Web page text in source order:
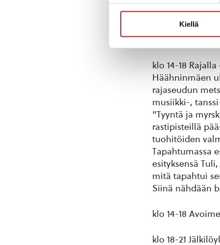
Kiellä
klo 14
Pyöräiltävä
klo 14-18
Häähninmäen
rajaseudun
musiikki-,
”Tyyntä ja
rastipisteillä
tuohitöiden
Tapahtumassa
esityksensä
mitä tapahtui
Siinä nähdään
klo 14-18
klo 18-21